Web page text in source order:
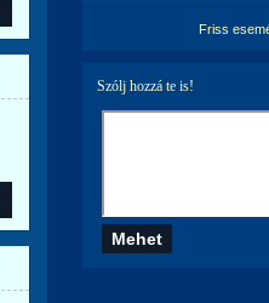
Friss
Szólj hozzá te is!